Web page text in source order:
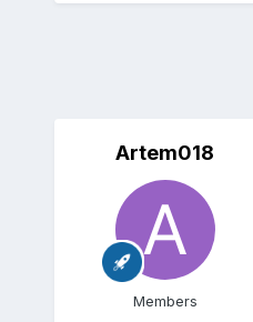
Artem018
Members